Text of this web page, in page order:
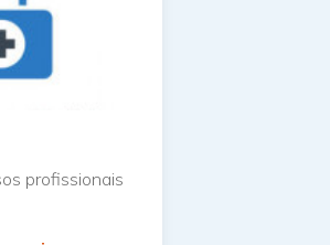
profissionais